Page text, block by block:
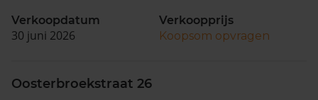
Verkoopdatum
30 juni 2026
Verkoopprijs
Koopsom opvragen
Oosterbroekstraat 26